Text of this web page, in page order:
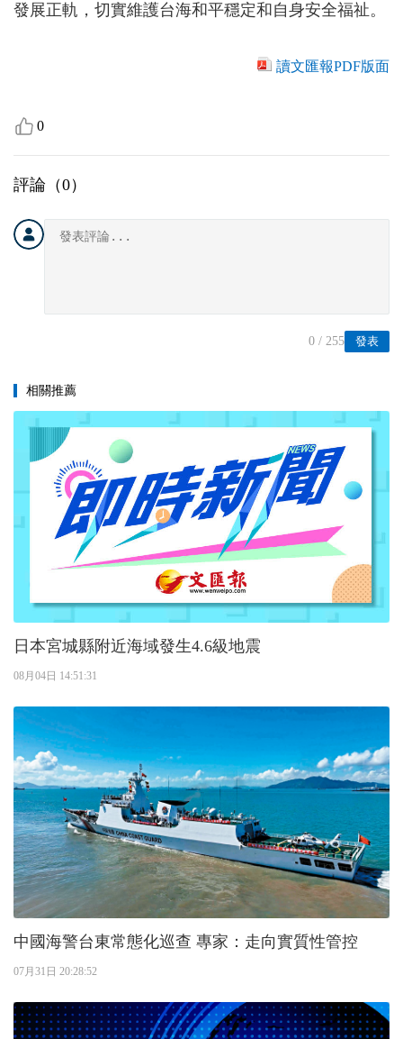
發展正軌，切實維護台海和平穩定和自身安全福祉。
讀文匯報PDF版面
0
評論（0）
發表
0 / 255
相關推薦
日本宮城縣附近海域發生4.6級地震
08月04日 14:51:31
中國海警台東常態化巡查 專家：走向實質性管控
07月31日 20:28:52